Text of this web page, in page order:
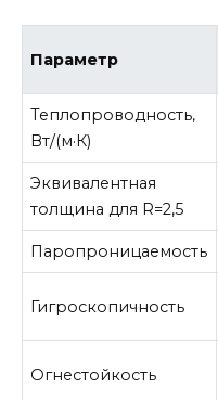
Параметр
Теплопроводность,
Вт/(м·К)
Эквивалентная
толщина для R=2,5
Паропроницаемость
Гигроскопичность
Огнестойкость